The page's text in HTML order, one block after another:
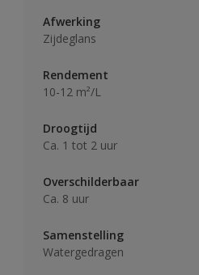
Afwerking
Zijdeglans
Rendement
10-12 m²/L
Droogtijd
Ca. 1 tot 2 uur
Overschilderbaar
Ca. 8 uur
Samenstelling
Watergedragen